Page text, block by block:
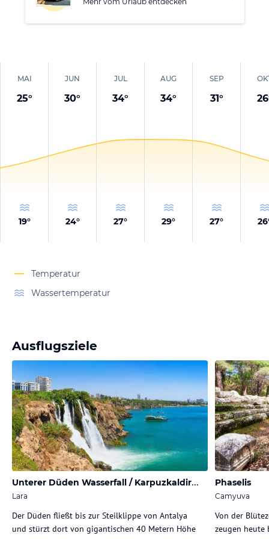
MAI
25°
19°
JUN
30°
24°
JUL
34°
27°
AUG
34°
29°
SEP
31°
27°
26
26
Temperatur
Wassertemperatur
Ausflugsziele
U
nterer Düden Wasserfall / Karpuzkaldiran Şelalesi
Lara
Der Düden fließt bis zur Steilklippe von Antalya
und stürzt dort von gigantischen 40 Metern Höhe
Phaselis
Camyuva
Von der
zeugen heute